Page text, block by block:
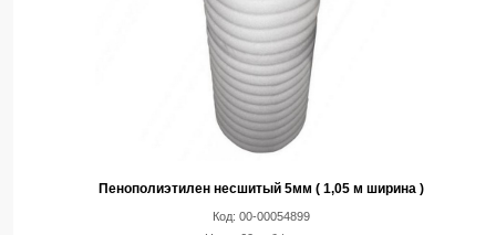
Пенополиэтилен несшитый 5мм ( 1,05 м ширина )
Код: 00-00054899